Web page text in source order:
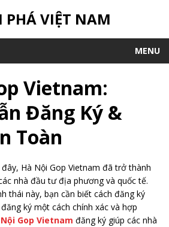
PHÁ VIỆT NAM
MENU
Vietnam:
Đăng Ký &
Toàn
Hà Nội Gop Vietnam đã trở thành
nhà đầu tư địa phương và quốc tế.
thái này, bạn cần biết cách đăng ký
đăng ký một cách chính xác và hợp
Gop Vietnam đăng ký giúp các nhà